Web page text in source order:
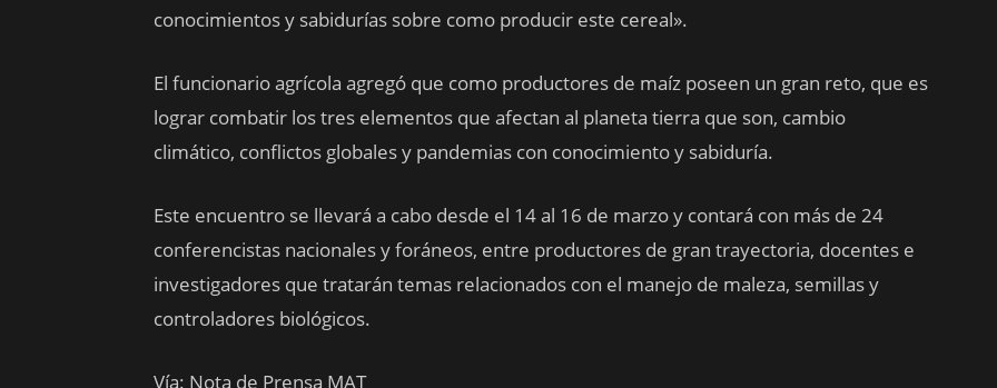
conocimientos y sabidurías sobre como producir este cereal».
El funcionario agrícola agregó que como productores de maíz poseen un gran reto, que es
lograr combatir los tres elementos que afectan al planeta tierra que son, cambio
climático, conflictos globales y pandemias con conocimiento y sabiduría.
Este encuentro se llevará a cabo desde el 14 al 16 de marzo y contará con más de 24
conferencistas nacionales y foráneos, entre productores de gran trayectoria, docentes e
investigadores que tratarán temas relacionados con el manejo de maleza, semillas y
controladores biológicos.
Vía: Nota de Prensa MAT